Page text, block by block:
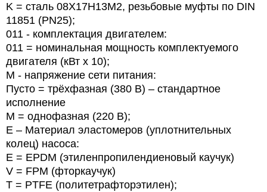
K = сталь 08Х17Н13М2, резьбовые муфты по DIN
11851 (PN25);
011 - комплектация двигателем:
011 = номинальная мощность комплектуемого
двигателя (кВт х 10);
M - напряжение сети питания:
Пусто = трёхфазная (380 В) – стандартное
исполнение
М = однофазная (220 В);
E – Материал эластомеров (уплотнительных
колец) насоса:
E = EPDM (этиленпропилендиеновый каучук)
V = FPM (фторкаучук)
T = PTFE (политетрафторэтилен);